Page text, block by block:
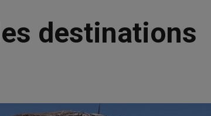
destinations